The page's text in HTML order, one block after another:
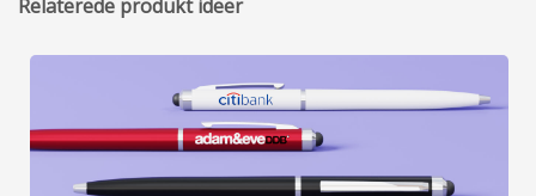
Relaterede produkt ideer